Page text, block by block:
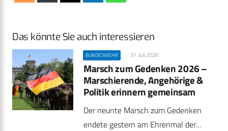
Das könnte Sie auch interessieren
BUNDESWEHR 31. Juli 2026
Marsch zum Gedenken 2026 –
Marschierende, Angehörige &
Politik erinnern gemeinsam
Der neunte Marsch zum Gedenken
endete gestern am Ehrenmal der…